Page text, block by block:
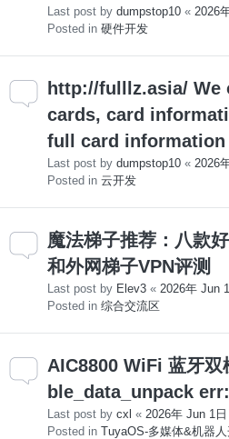
Last post by dumpstop10 « 2026
Posted in 硬件开发
http://fulllz.asia/ We
cards, card
full card information
Last post by dumpstop10 « 2026
Posted in 云开发
魔法梯子推荐：八款
和外网梯子VPN评测
Last post by Elev3 « 2026年 Jun
Posted in 综合交流区
AIC8800 WiFi 蓝牙双
ble_data_unpack
Last post by cxl « 2026年 Jun 1
Posted in TuyaOS-多媒体&机器